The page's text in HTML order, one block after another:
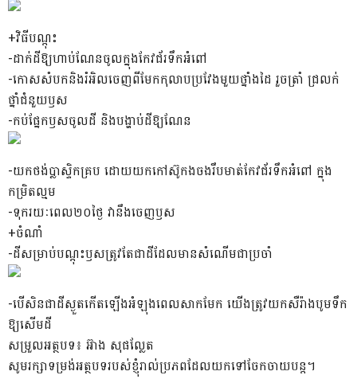
+វិធី​បណ្តុះ
-ដាក់​ដី​ឱ្យ​ហាប់​ណែន​ចូលក្នុង​កែវ​ជ័រ​ទឹកអំពៅ​
-កោស​សំបក​និង​រំអិល​ចេញពី​មែក​កុលាប​ប្រវែង​មួយ​ថ្នាំងដៃ រួច​ត្រាំ ជ្រលក់​
ថ្នាំ​ជំនួយ​ឫស​
-កប់​ផ្នែក​ឫស​ចូល​ដី និង​បង្ហាប់ដី​ឱ្យ​ណែន​
-យក​ថង់ប្លាស្ទិក​គ្រប ដោយ​យក​កៅស៊ូកង​ចង​រឹប​មាត់​កែវ​ជ័រ​ទឹកអំពៅ ក្នុង​
កម្រិត​ល្មម​
-ទុក​រយៈពេល​២០​ថ្ងៃ វា​នឹង​ចេញ​ឫស​
+ចំណាំ
-ដី​សម្រាប់​បណ្តុះ​ឫស​ត្រូវតែ​ជា​ដី​ដែល​មាន​សំណើម​ជាប្រចាំ​
-បើសិន​ជា​ដី​ស្ងួត​កើតឡើង​អំឡុង​ពេល​សាក​មែក យើង​ត្រូវ​យក​សឺ​រ៉ាង​បូមទឹក​
ឱ្យ​សើម​ដី​
សម្រួលអត្ថបទ៖ អ៊ាង សុផល្លែត
សូមរក្សាទម្រង់អត្ថបទរបស់ខ្ញុំរាល់ប្រភពដែលយកទៅចែកចាយបន្ត។